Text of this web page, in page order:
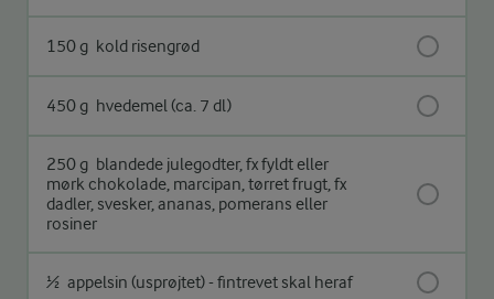
150 g kold risengrød
450 g hvedemel (ca. 7 dl)
250 g blandede julegodter, fx fyldt eller
mørk chokolade, marcipan, tørret frugt, fx
dadler, svesker, ananas, pomerans eller
rosiner
½ appelsin (usprøjtet) - fintrevet skal heraf